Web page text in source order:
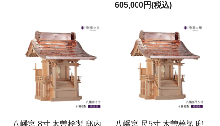
605,000円(税込)
八幡宮 8寸 木曽桧製 邸内 八幡宮 尺5寸 木曽桧製 邸